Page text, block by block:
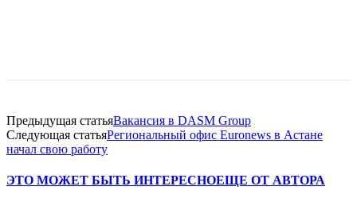
Предыдущая статьяВакансия в DASM Group
Следующая статьяРегиональный офис Euronews в Астане
начал свою работу
ЭТО МОЖЕТ БЫТЬ ИНТЕРЕСНОЕЩЕ ОТ АВТОРА